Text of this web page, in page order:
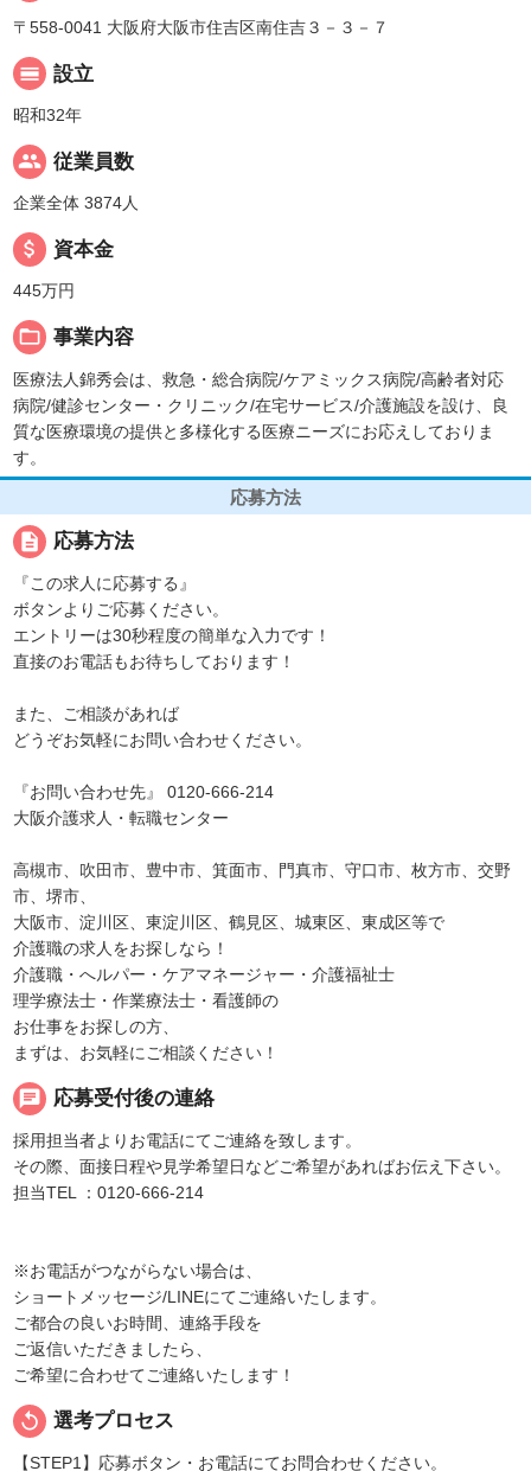
〒558-0041 大阪府大阪市住吉区南住吉３－３－７
calendar_view_day 設立
昭和32年
people 従業員数
企業全体 3874人
attach_money 資本金
445万円
folder_open 事業内容
医療法人錦秀会は、救急・総合病院/ケアミックス病院/高齢者対応
病院/健診センター・クリニック/在宅サービス/介護施設を設け、良
質な医療環境の提供と多様化する医療ニーズにお応えしておりま
す。
応募方法
description 応募方法
『この求人に応募する』
ボタンよりご応募ください。
エントリーは30秒程度の簡単な入力です！
直接のお電話もお待ちしております！
また、ご相談があれば
どうぞお気軽にお問い合わせください。
『お問い合わせ先』 0120-666-214
大阪介護求人・転職センター
高槻市、吹田市、豊中市、箕面市、門真市、守口市、枚方市、交野
市、堺市、
大阪市、淀川区、東淀川区、鶴見区、城東区、東成区等で
介護職の求人をお探しなら！
介護職・へルパー・ケアマネージャー・介護福祉士
理学療法士・作業療法士・看護師の
お仕事をお探しの方、
まずは、お気軽にご相談ください！
chat 応募受付後の連絡
採用担当者よりお電話にてご連絡を致します。
その際、面接日程や見学希望日などご希望があればお伝え下さい。
担当TEL ：0120-666-214
※お電話がつながらない場合は、
ショートメッセージ/LINEにてご連絡いたします。
ご都合の良いお時間、連絡手段を
ご返信いただきましたら、
ご希望に合わせてご連絡いたします！
replay 選考プロセス
【STEP1】応募ボタン・お電話にてお問合わせください。